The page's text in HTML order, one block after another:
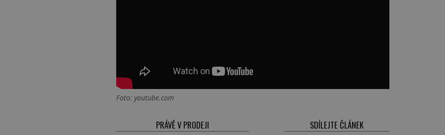
Foto: youtube.com
PRÁVĚ V PRODEJI SDÍLEJTE ČLÁNEK